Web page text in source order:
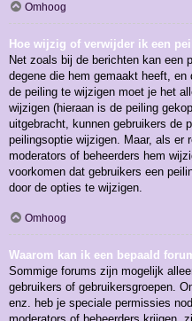
Omhoog
Hoe wijzig of verwijder ik een
Net zoals bij de berichten kan een
degene die hem gemaakt heeft, en
de peiling te wijzigen moet je het
wijzigen (hieraan is de peiling
uitgebracht, kunnen gebruikers de
peilingsoptie wijzigen. Maar, als er
moderators of beheerders hem
voorkomen dat gebruikers een
door de opties te wijzigen.
Omhoog
Waarom kan ik een bepaald
Sommige forums zijn mogelijk
gebruikers of gebruikersgroepen.
enz. heb je speciale permissies